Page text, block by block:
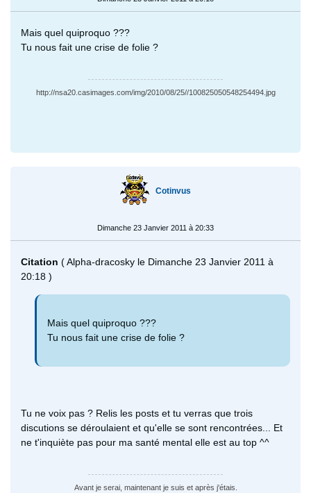
Mais quel quiproquo ???
Tu nous fait une crise de folie ?
http://nsa20.casimages.com/img/2010/08/25//100825050548254494.jpg
Cotinvus
Dimanche 23 Janvier 2011 à 20:33
Citation ( Alpha-dracosky le Dimanche 23 Janvier 2011 à
20:18 )
Mais quel quiproquo ???
Tu nous fait une crise de folie ?
Tu ne voix pas ? Relis les posts et tu verras que trois
discutions se déroulaient et qu'elle se sont rencontrées... Et
ne t'inquiète pas pour ma santé mental elle est au top ^^
Avant je serai, maintenant je suis et après j'étais.